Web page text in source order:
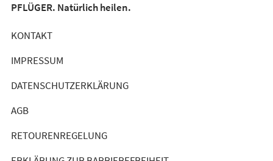
PFLÜGER. Natürlich heilen.
KONTAKT
IMPRESSUM
DATENSCHUTZERKLÄRUNG
AGB
RETOURENREGELUNG